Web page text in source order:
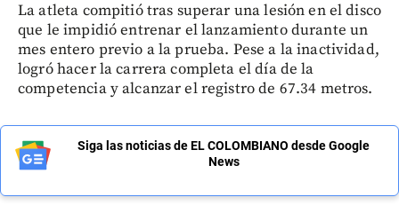
La atleta compitió tras superar una lesión en el disco
que le impidió entrenar el lanzamiento durante un
mes entero previo a la prueba. Pese a la inactividad,
logró hacer la carrera completa el día de la
competencia y alcanzar el registro de 67.34 metros.
Siga las noticias de EL COLOMBIANO desde Google
News